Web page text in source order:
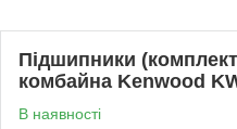
Підшипники
комбайна Kenwood
В наявності